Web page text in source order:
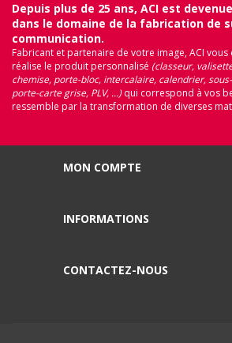
Depuis plus de 25 ans, ACI est
dans le domaine de la fabrication de
communication.
Fabricant et partenaire de votre image, ACI
réalise le produit personnalisé (classeur,
chemise, porte-bloc, intercalaire, calendrier,
porte-carte grise, PLV, ...)qui correspond à vos
ressemble par la transformation de diverses
MON COMPTE
INFORMATIONS
CONTACTEZ-NOUS